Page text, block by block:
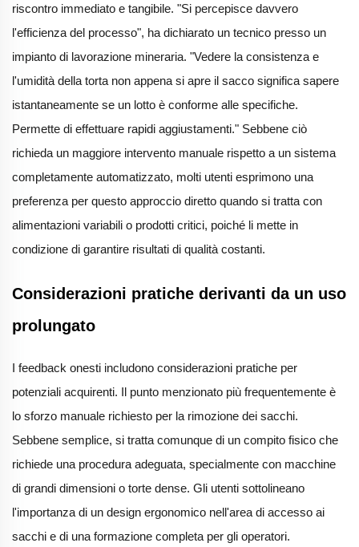
riscontro immediato e tangibile. "Si percepisce davvero
l'efficienza del processo", ha dichiarato un tecnico presso un
impianto di lavorazione mineraria. "Vedere la consistenza e
l'umidità della torta non appena si apre il sacco significa sapere
istantaneamente se un lotto è conforme alle specifiche.
Permette di effettuare rapidi aggiustamenti." Sebbene ciò
richieda un maggiore intervento manuale rispetto a un sistema
completamente automatizzato, molti utenti esprimono una
preferenza per questo approccio diretto quando si tratta con
alimentazioni variabili o prodotti critici, poiché li mette in
condizione di garantire risultati di qualità costanti.
Considerazioni pratiche derivanti da un uso
prolungato
I feedback onesti includono considerazioni pratiche per
potenziali acquirenti. Il punto menzionato più frequentemente è
lo sforzo manuale richiesto per la rimozione dei sacchi.
Sebbene semplice, si tratta comunque di un compito fisico che
richiede una procedura adeguata, specialmente con macchine
di grandi dimensioni o torte dense. Gli utenti sottolineano
l'importanza di un design ergonomico nell'area di accesso ai
sacchi e di una formazione completa per gli operatori.